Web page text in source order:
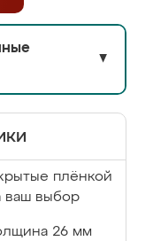
▼
плёнкой
ваш выбор
26 мм